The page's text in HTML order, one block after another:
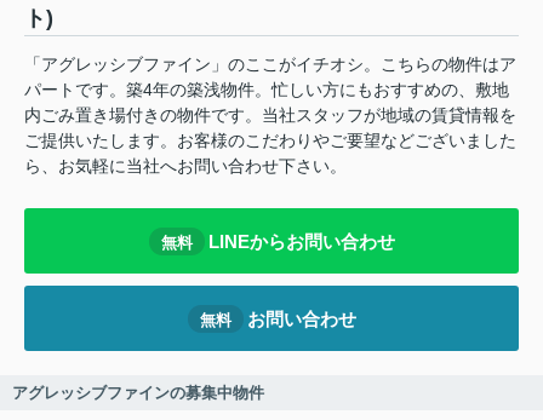
ト)
「アグレッシブファイン」のここがイチオシ。こちらの物件はア
パートです。築4年の築浅物件。忙しい方にもおすすめの、敷地
内ごみ置き場付きの物件です。当社スタッフが地域の賃貸情報を
ご提供いたします。お客様のこだわりやご要望などございました
ら、お気軽に当社へお問い合わせ下さい。
無料 LINEからお問い合わせ
無料 お問い合わせ
アグレッシブファインの募集中物件